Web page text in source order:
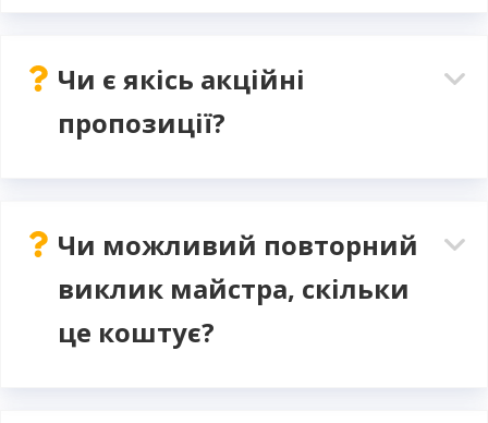
Чи є якісь акційні
пропозиції?
Чи можливий повторний
виклик майстра, скільки
це коштує?